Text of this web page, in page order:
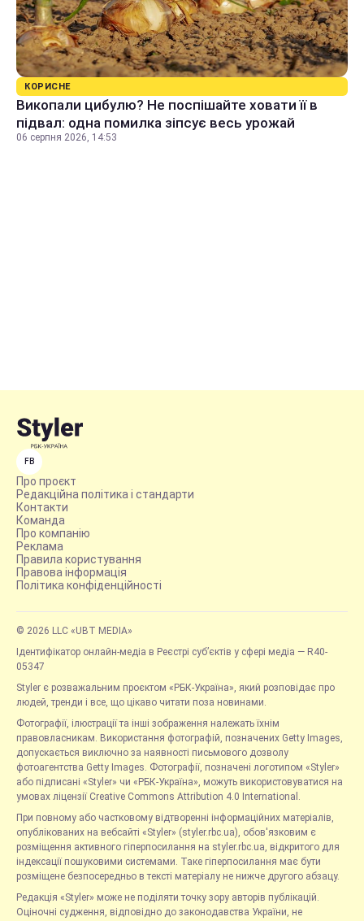
КОРИСНЕ
Викопали цибулю? Не поспішайте ховати її в
підвал: одна помилка зіпсує весь урожай
06 серпня 2026, 14:53
FB
Про проєкт
Редакційна політика і стандарти
Контакти
Команда
Про компанію
Реклама
Правила користування
Правова інформація
Політика конфіденційності
© 2026 LLC «UBT MEDIA»
Ідентифікатор онлайн-медіа в Реєстрі суб’єктів у сфері медіа — R40-
05347
Styler є розважальним проєктом «РБК-Україна», який розповідає про
людей, тренди і все, що цікаво читати поза новинами.
Фотографії, ілюстрації та інші зображення належать їхнім
правовласникам. Використання фотографій, позначених Getty Images,
допускається виключно за наявності письмового дозволу
фотоагентства Getty Images. Фотографії, позначені логотипом «Styler»
або підписані «Styler» чи «РБК-Україна», можуть використовуватися на
умовах ліцензії Creative Commons Attribution 4.0 International.
При повному або частковому відтворенні інформаційних матеріалів,
опублікованих на вебсайті «Styler» (styler.rbc.ua), обов'язковим є
розміщення активного гіперпосилання на styler.rbc.ua, відкритого для
індексації пошуковими системами. Таке гіперпосилання має бути
розміщене безпосередньо в тексті матеріалу не нижче другого абзацу.
Редакція «Styler» може не поділяти точку зору авторів публікацій.
Оціночні судження, відповідно до законодавства України, не